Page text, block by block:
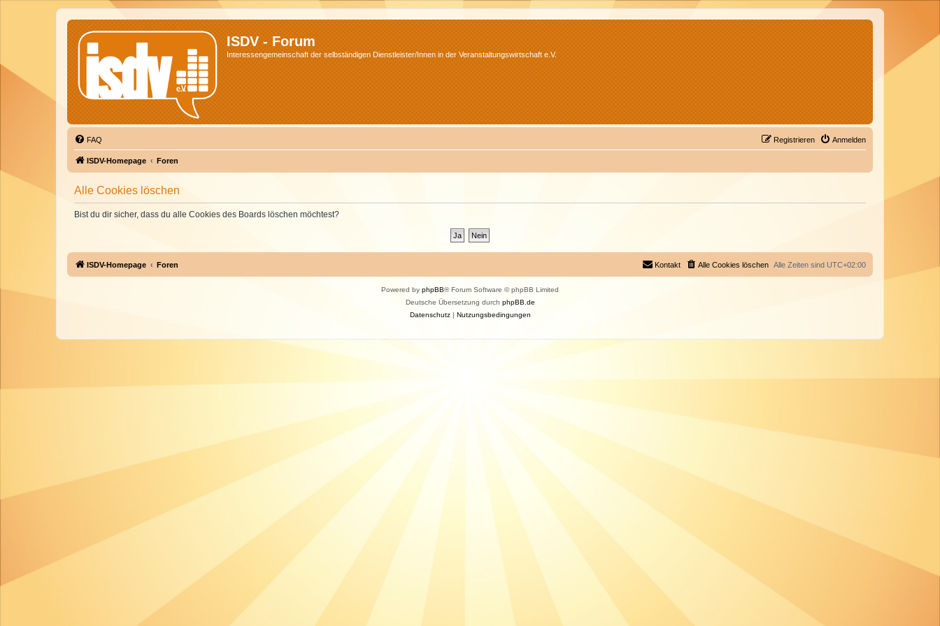
ISDV - Forum
Interessengemeinschaft der selbständigen Dienstleister/Innen in der Veranstaltungswirtschaft e.V.
FAQ Anmelden
Registrieren
ISDV-Homepage Foren
Alle Cookies löschen
Bist du dir sicher, dass du alle Cookies des Boards löschen möchtest?
ISDV-Homepage Foren Alle Zeiten sind UTC+02:00
Alle Cookies löschen
Kontakt
Powered by phpBB® Forum Software © phpBB Limited
Deutsche Übersetzung durch phpBB.de
Datenschutz| Nutzungsbedingungen